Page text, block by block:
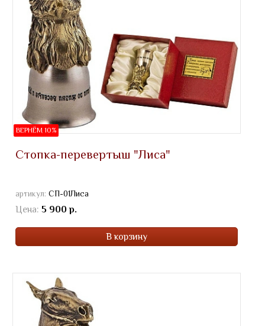
ВЕРНЁМ 10%
Стопка-перевертыш "Лиса"
артикул: СП-01Лиса
Цена: 5 900 р.
В корзину